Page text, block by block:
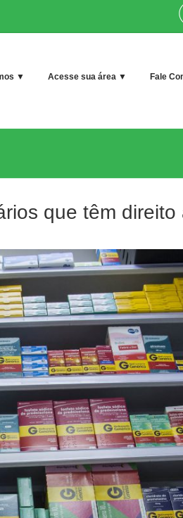
▼ Acesse sua área ▼ Fale
que têm direito